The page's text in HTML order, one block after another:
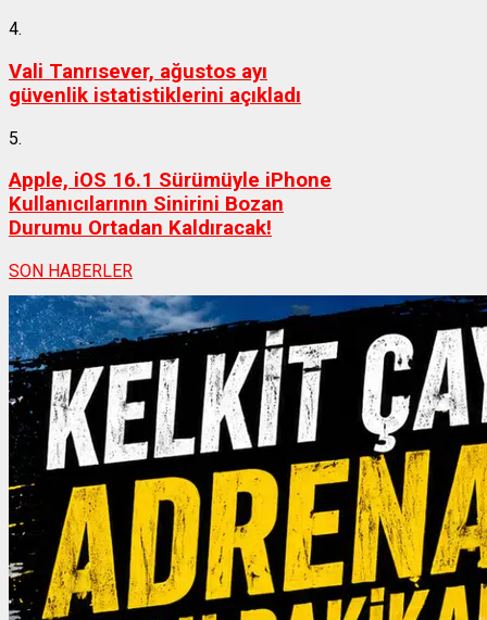
4.
Vali Tanrısever, ağustos ayı
güvenlik istatistiklerini açıkladı
5.
Apple, iOS 16.1 Sürümüyle iPhone
Kullanıcılarının Sinirini Bozan
Durumu Ortadan Kaldıracak!
SON HABERLER